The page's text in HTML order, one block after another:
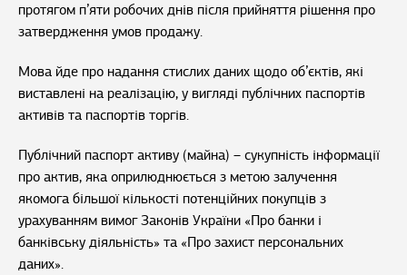
протягом п’яти робочих днів після прийняття рішення про
затвердження умов продажу.
Мова йде про надання стислих даних щодо об’єктів, які
виставлені на реалізацію, у вигляді публічних паспортів
активів та паспортів торгів.
Публічний паспорт активу (майна) – сукупність інформації
про актив, яка оприлюднюється з метою залучення
якомога більшої кількості потенційних покупців з
урахуванням вимог Законів України «Про банки і
банківську діяльність» та «Про захист персональних
даних».